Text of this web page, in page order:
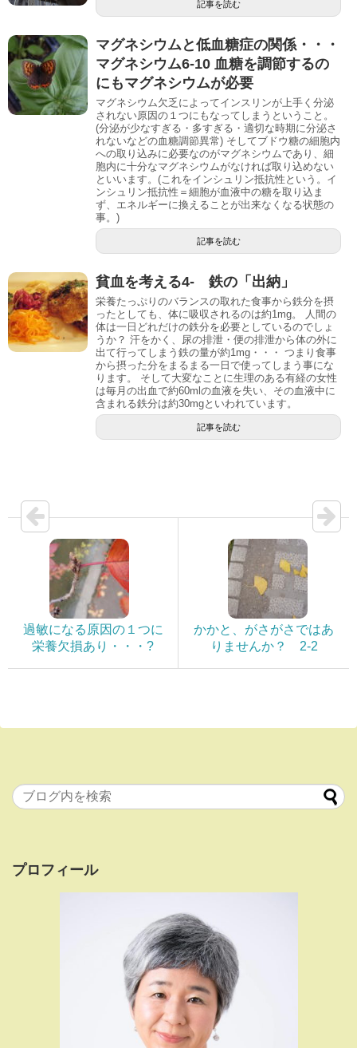
記事を読む
マグネシウムと低血糖症の関係・・・
マグネシウム6-10 血糖を調節するの
にもマグネシウムが必要
マグネシウム欠乏によってインスリンが上手く分泌
されない原因の１つにもなってしまうということ。
(分泌が少なすぎる・多すぎる・適切な時期に分泌さ
れないなどの血糖調節異常) そしてブドウ糖の細胞内
への取り込みに必要なのがマグネシウムであり、細
胞内に十分なマグネシウムがなければ取り込めない
といいます。(これをインシュリン抵抗性という。イ
ンシュリン抵抗性＝細胞が血液中の糖を取り込ま
ず、エネルギーに換えることが出来なくなる状態の
事。)
記事を読む
貧血を考える4- 鉄の「出納」
栄養たっぷりのバランスの取れた食事から鉄分を摂
ったとしても、体に吸収されるのは約1mg。 人間の
体は一日どれだけの鉄分を必要としているのでしょ
うか？ 汗をかく、尿の排泄・便の排泄から体の外に
出て行ってしまう鉄の量が約1mg・・・ つまり食事
から摂った分をまるまる一日で使ってしまう事にな
ります。 そして大変なことに生理のある有経の女性
は毎月の出血で約60mlの血液を失い、その血液中に
含まれる鉄分は約30mgといわれています。
記事を読む
過敏になる原因の１つに
栄養欠損あり・・・?
かかと、がさがさではあ
りませんか？ 2-2
プロフィール